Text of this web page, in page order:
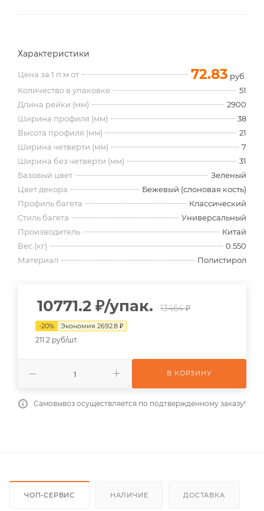
Характеристики
Цена за 1 п.м от 72.83 руб.
Количество в упаковке
51
Длина рейки (мм)
2900
Ширина профиля (мм)
38
Высота профиля (мм)
21
Ширина четверти (мм)
7
Ширина без четверти (мм)
31
Базовый цвет
Зеленый
Цвет декора
Бежевый (слоновая кость)
Профиль багета
Классический
Стиль багета
Универсальный
Производитель
Китай
Вес (кг)
0.550
Материал
Полистирол
10771.2 ₽/упак. 13464 ₽
-20% Экономия 2692.8 ₽
211.2 руб/шт.
В КОРЗИНУ
Самовывоз осуществляется по подтвержденному заказу!
ЧОП-СЕРВИС НАЛИЧИЕ ДОСТАВКА